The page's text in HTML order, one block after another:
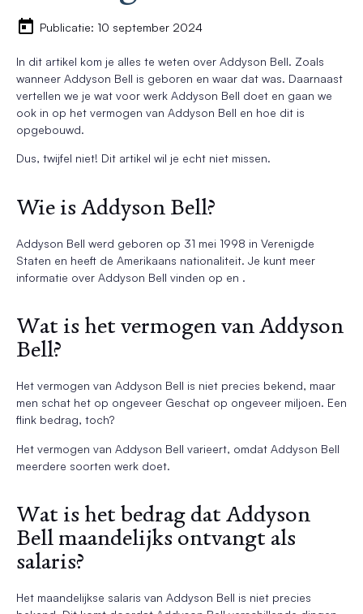
Publicatie: 10 september 2024
In dit artikel kom je alles te weten over Addyson Bell. Zoals
wanneer Addyson Bell is geboren en waar dat was. Daarnaast
vertellen we je wat voor werk Addyson Bell doet en gaan we
ook in op het vermogen van Addyson Bell en hoe dit is
opgebouwd.
Dus, twijfel niet! Dit artikel wil je echt niet missen.
Wie is Addyson Bell?
Addyson Bell werd geboren op 31 mei 1998 in Verenigde
Staten en heeft de Amerikaans nationaliteit. Je kunt meer
informatie over Addyson Bell vinden op en .
Wat is het vermogen van Addyson
Bell?
Het vermogen van Addyson Bell is niet precies bekend, maar
men schat het op ongeveer Geschat op ongeveer miljoen. Een
flink bedrag, toch?
Het vermogen van Addyson Bell varieert, omdat Addyson Bell
meerdere soorten werk doet.
Wat is het bedrag dat Addyson
Bell maandelijks ontvangt als
salaris?
Het maandelijkse salaris van Addyson Bell is niet precies